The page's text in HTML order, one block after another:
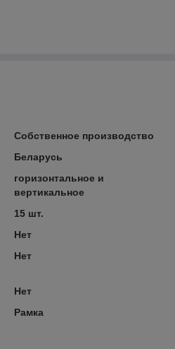
Собственное производство
Беларусь
горизонтальное и
вертикальное
15 шт.
Нет
Нет
Нет
Рамка